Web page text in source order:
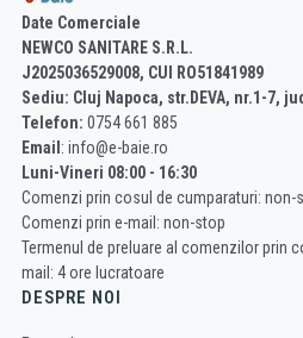
Date Comerciale
NEWCO SANITARE S.R.L.
J2025036529008, CUI RO51841989
Sediu: Cluj Napoca, str.DEVA, nr.1-7,
Telefon: 0754 661 885
Email : info@e-baie.ro
Luni-Vineri 08:00 - 16:30
Comenzi prin cosul de cumparaturi: non-
Comenzi prin e-mail: non-stop
Termenul de preluare al comenzilor prin
mail: 4 ore lucratoare
DESPRE NOI